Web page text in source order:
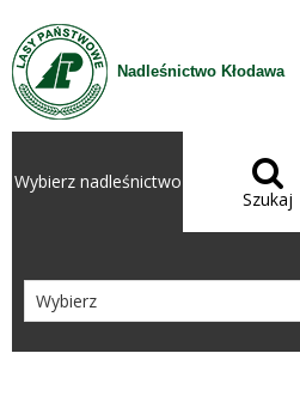
Przejdź do treści
Nadleśnictwo Kłodawa
Wybierz nadleśnictwo 
Szukaj